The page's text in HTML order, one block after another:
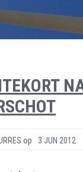
op 3 JUN 2012